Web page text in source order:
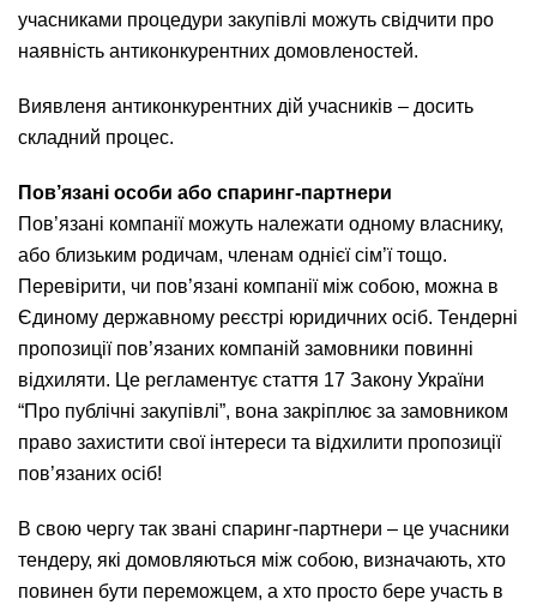
учасниками процедури закупівлі можуть свідчити про
наявність антиконкурентних домовленостей.
Виявленя антиконкурентних дій учасників – досить
складний процес.
Пов’язані особи або спаринг-партнери
Пов’язані компанії можуть належати одному власнику,
або близьким родичам, членам однієї сім’ї тощо.
Перевірити, чи пов’язані компанії між собою, можна в
Єдиному державному реєстрі юридичних осіб. Тендерні
пропозиції пов’язаних компаній замовники повинні
відхиляти. Це регламентує стаття 17 Закону України
“Про публічні закупівлі”, вона закріплює за замовником
право захистити свої інтереси та відхилити пропозиції
пов’язаних осіб!
В свою чергу так звані спаринг-партнери – це учасники
тендеру, які домовляються між собою, визначають, хто
повинен бути переможцем, а хто просто бере участь в